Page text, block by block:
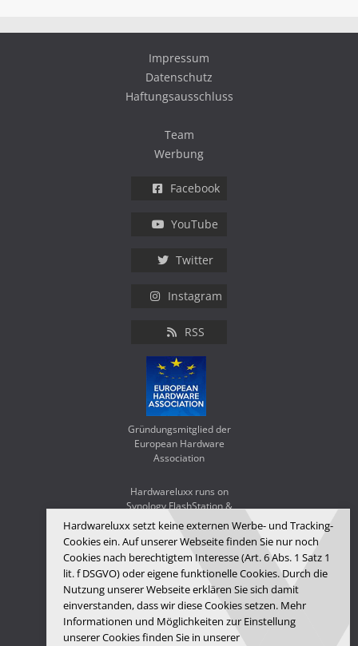
Hardwareluxx setzt keine externen Werbe- und Tracking-
Cookies ein. Auf unserer Webseite finden Sie nur noch
Cookies nach berechtigtem Interesse (Art. 6 Abs. 1 Satz 1
lit. f DSGVO) oder eigene funktionelle Cookies. Durch die
Nutzung unserer Webseite erklären Sie sich damit
einverstanden, dass wir diese Cookies setzen. Mehr
Informationen und Möglichkeiten zur Einstellung
unserer Cookies finden Sie in unserer
Impressum
Datenschutz
Haftungsausschluss
Team
Werbung
Facebook
YouTube
Twitter
Instagram
RSS
Gründungsmitglied der
European Hardware
Association
Hardwareluxx runs on
Synology FlashStation &
WD Red SA500